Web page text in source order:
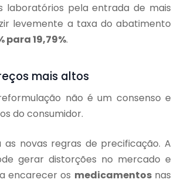
laboratórios pela entrada de mais
levemente a taxa do abatimento
para 19,79%.
mais altos
não é um consenso e
do consumidor.
as novas regras de precificação. A
gerar distorções no mercado e
encarecer os medicamentosnas